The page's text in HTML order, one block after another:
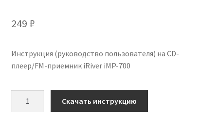
249 ₽
Инструкция (руководство пользователя) на CD-
плеер/FM-приемник iRiver iMP-700
Скачать инструкцию